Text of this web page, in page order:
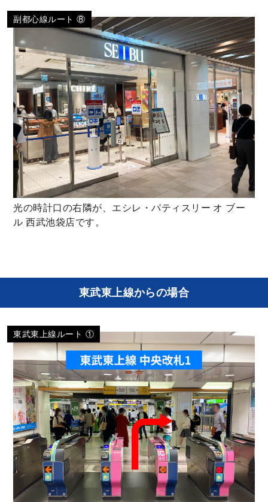
副都心線ルート ⑧
光の時計口の右隣が、エシレ・パティスリー オ ブー
ル 西武池袋店です。
東武東上線からの場合
東武東上線ルート ①